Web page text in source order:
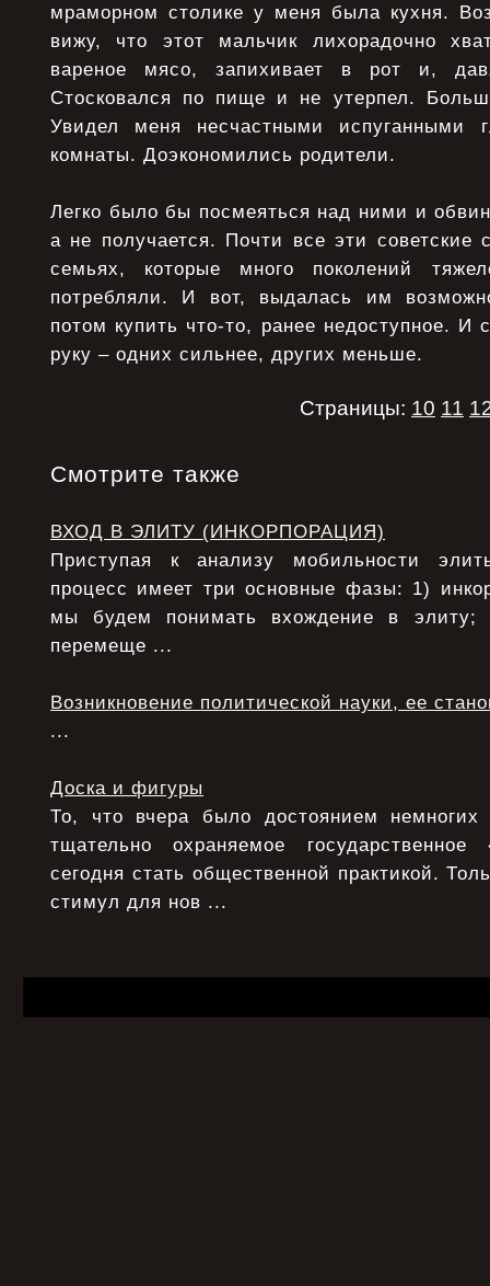
мраморном столике у меня была кухня.
вижу, что этот мальчик лихорадочно
вареное мясо, запихивает в рот и,
Стосковался по пище и не утерпел.
Увидел меня несчастными испуганными
комнаты. Доэкономились родители.
Легко было бы посмеяться над ними и
а не получается. Почти все эти советские
семьях, которые много поколений
потребляли. И вот, выдалась им
потом купить что-то, ранее недоступное. И
руку – одних сильнее, других меньше.
Страницы: 10 11
Смотрите также
ВХОД В ЭЛИТУ (ИНКОРПОРАЦИЯ)
Приступая к анализу мобильности
процесс имеет три основные фазы: 1)
мы будем понимать вхождение в
перемеще ...
Возникновение политической науки, ее
...
Доска и фигуры
То, что вчера было достоянием немногих
тщательно охраняемое
сегодня стать общественной практикой.
стимул для нов ...